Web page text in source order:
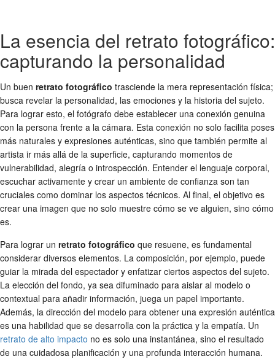
La esencia del retrato fotográfico:
capturando la personalidad
Un buen retrato fotográfico trasciende la mera representación física;
busca revelar la personalidad, las emociones y la historia del sujeto.
Para lograr esto, el fotógrafo debe establecer una conexión genuina
con la persona frente a la cámara. Esta conexión no solo facilita poses
más naturales y expresiones auténticas, sino que también permite al
artista ir más allá de la superficie, capturando momentos de
vulnerabilidad, alegría o introspección. Entender el lenguaje corporal,
escuchar activamente y crear un ambiente de confianza son tan
cruciales como dominar los aspectos técnicos. Al final, el objetivo es
crear una imagen que no solo muestre cómo se ve alguien, sino cómo
es.
Para lograr un retrato fotográfico que resuene, es fundamental
considerar diversos elementos. La composición, por ejemplo, puede
guiar la mirada del espectador y enfatizar ciertos aspectos del sujeto.
La elección del fondo, ya sea difuminado para aislar al modelo o
contextual para añadir información, juega un papel importante.
Además, la dirección del modelo para obtener una expresión auténtica
es una habilidad que se desarrolla con la práctica y la empatía. Un
retrato de alto impacto no es solo una instantánea, sino el resultado
de una cuidadosa planificación y una profunda interacción humana.